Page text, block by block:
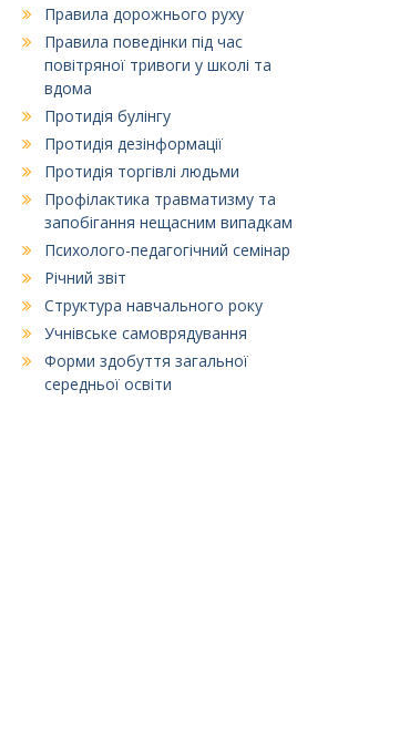
Правила дорожнього руху
Правила поведінки під час
повітряної тривоги у школі та
вдома
Протидія булінгу
Протидія дезінформації
Протидія торгівлі людьми
Профілактика травматизму та
запобігання нещасним випадкам
Психолого-педагогічний семінар
Річний звіт
Структура навчального року
Учнівське самоврядування
Форми здобуття загальної
середньої освіти